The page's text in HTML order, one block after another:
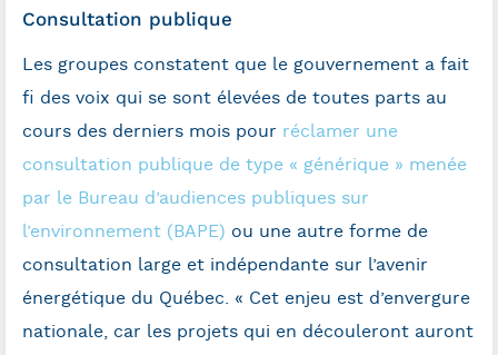
Consultation publique
Les groupes constatent que le gouvernement a fait
fi des voix qui se sont élevées de toutes parts au
cours des derniers mois pour réclamer une
consultation publique de type « générique » menée
par le Bureau d’audiences publiques sur
l’environnement (BAPE) ou une autre forme de
consultation large et indépendante sur l’avenir
énergétique du Québec. « Cet enjeu est d’envergure
nationale, car les projets qui en découleront auront